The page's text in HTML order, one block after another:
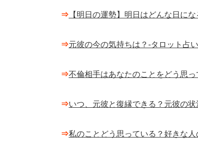
⇒ 【明日の運勢】明日はどんな日に
⇒元彼の今の気持ちは？-タロット占い
⇒不倫相手はあなたのことをどう思
⇒いつ、元彼と復縁できる？元彼の
⇒私のことどう思っている？好きな